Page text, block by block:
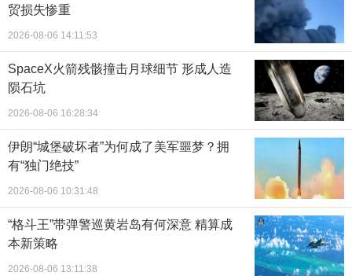
贸损失惨重
2026-08-06 14:11:53
SpaceX火箭残骸撞击月球细节 形成人造
陨石坑
2026-08-06 16:28:34
伊朗“城堡破坏者”为何成了美军噩梦？拥
有“独门绝技”
2026-08-06 10:31:48
“格斗王”带弹警巡黄岩岛有何深意 精算成
本新策略
2026-08-06 13:11:38